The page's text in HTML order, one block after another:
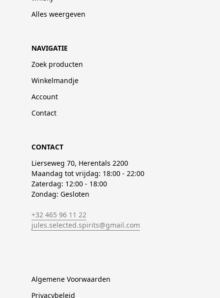
Alles weergeven
NAVIGATIE
Zoek producten
Winkelmandje
Account
Contact
CONTACT
Lierseweg 70, Herentals 2200
Maandag tot vrijdag: 18:00 - 22:00
Zaterdag: 12:00 - 18:00
Zondag: Gesloten
+32 465 96 11 22
jules.selected.spirits@gmail.com
Algemene Voorwaarden
Privacybeleid